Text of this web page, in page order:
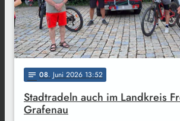
notes 08. Juni 2026 13:52
Stadtradeln auch im Landkreis
Grafenau